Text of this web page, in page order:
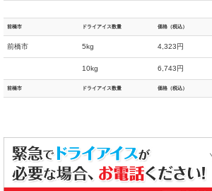
前橋市 ドライアイス数量 価格（税込）
前橋市 5kg 4,323円
10kg 6,743円
前橋市 ドライアイス数量 価格（税込）